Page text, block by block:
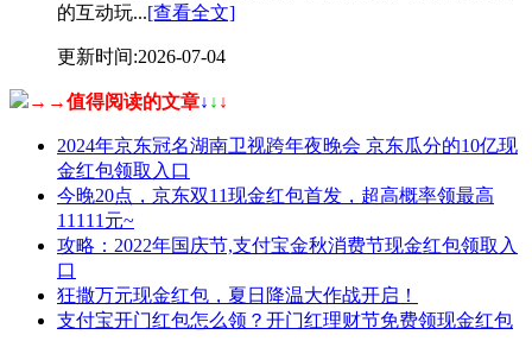
的互动玩...[查看全文]
更新时间:2026-07-04
→→值得阅读的文章↓ ↓ ↓
2024年京东冠名湖南卫视跨年夜晚会 京东瓜分的10亿现
金红包领取入口
今晚20点，京东双11现金红包首发，超高概率领最高
11111元~
攻略：2022年国庆节,支付宝金秋消费节现金红包领取入
口
狂撒万元现金红包，夏日降温大作战开启！
支付宝开门红包怎么领？开门红理财节免费领现金红包